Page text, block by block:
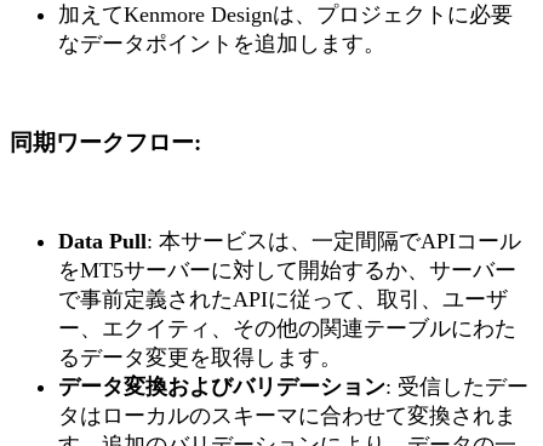
加えてKenmore Designは、プロジェクトに必要
なデータポイントを追加します。
同期ワークフロー:
Data Pull: 本サービスは、一定間隔でAPIコール
をMT5サーバーに対して開始するか、サーバー
で事前定義されたAPIに従って、取引、ユーザ
ー、エクイティ、その他の関連テーブルにわた
るデータ変更を取得します。
データ変換およびバリデーション: 受信したデー
タはローカルのスキーマに合わせて変換されま